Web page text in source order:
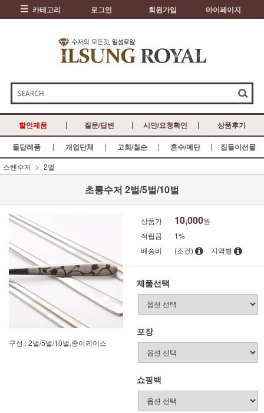
카테고리 로그인 회원가입 마이페이지
할인제품 질문/답변 시안/요청확인 상품후기
돌답례품 개업단체 고희/칠순 혼수/예단 집들이선물
스텐수저 2벌
초롱수저 2벌/5벌/10벌
구성 : 2벌/5벌/10벌,종이케이스
상품가 10,000원
적립금
1%
배송비
(조건) 지역별
제품선택
포장
쇼핑백